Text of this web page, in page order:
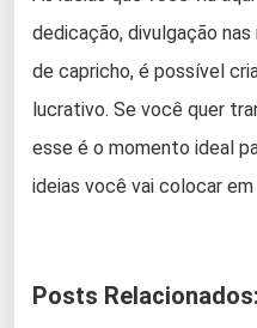
dedicação, divulgação
de capricho, é possível
lucrativo. Se você quer
esse é o momento ideal
ideias você vai colocar
Posts Relacionados: